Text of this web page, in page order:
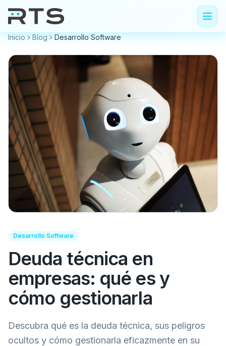
Inicio Blog Desarrollo Software
Desarrollo Software
Deuda técnica en
empresas: qué es y
cómo gestionarla
Descubra qué es la deuda técnica, sus peligros
ocultos y cómo gestionarla eficazmente en su